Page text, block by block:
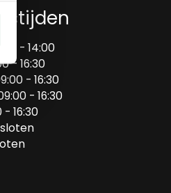
- 14:00
- 16:30
- 16:30
- 16:30
- 16:30